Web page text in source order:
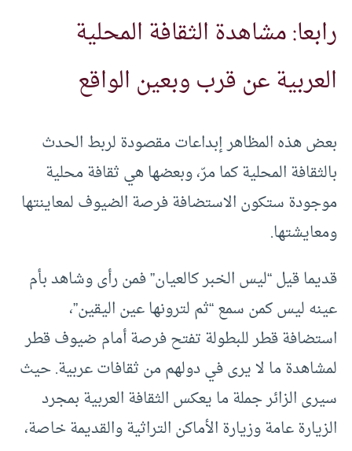
رابعا: مشاهدة الثقافة المحلية
العربية عن قرب وبعين الواقع
بعض هذه المظاهر إبداعات مقصودة لربط الحدث
بالثقافة المحلية كما مرّ، وبعضها هي ثقافة محلية
موجودة ستكون الاستضافة فرصة الضيوف لمعاينتها
ومعايشتها.
قديما قيل “ليس الخبر كالعيان” فمن رأى وشاهد بأم
عينه ليس كمن سمع “ثم لترونها عين اليقين”،
استضافة قطر للبطولة تفتح فرصة أمام ضيوف قطر
لمشاهدة ما لا يرى في دولهم من ثقافات عربية. حيث
سيرى الزائر جملة ما يعكس الثقافة العربية بمجرد
الزيارة عامة وزيارة الأماكن التراثية والقديمة خاصة،